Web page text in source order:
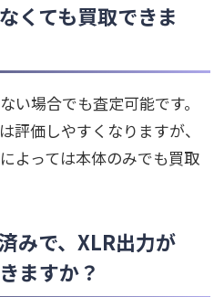
くても買取できま
い場合でも査定可能です。
評価しやすくなりますが、
よっては本体のみでも買取
みで、XLR出力が
ますか？